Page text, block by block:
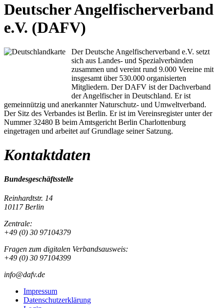
Deutscher Angelfischerverband
e.V. (DAFV)
Der Deutsche Angelfischerverband e.V. setzt
sich aus Landes- und Spezialverbänden
zusammen und vereint rund 9.000 Vereine mit
insgesamt über 530.000 organisierten
Mitgliedern. Der DAFV ist der Dachverband
der Angelfischer in Deutschland. Er ist
gemeinnützig und anerkannter Naturschutz- und Umweltverband.
Der Sitz des Verbandes ist Berlin. Er ist im Vereinsregister unter der
Nummer 32480 B beim Amtsgericht Berlin Charlottenburg
eingetragen und arbeitet auf Grundlage seiner Satzung.
Kontaktdaten
Bundesgeschäftsstelle
Reinhardtstr. 14
10117 Berlin
Zentrale:
+49 (0) 30 97104379
Fragen zum digitalen Verbandsausweis:
+49 (0) 30 97104399
info@dafv.de
Impressum
Datenschutzerklärung